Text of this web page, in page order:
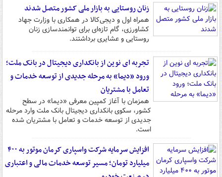
زنان روستایی به بازار ملی کشور متصل شدند
همراه اول و دیجی‌کالا در همکاری با وزارت جهاد
کشاورزی، گام تازه‌ای برای توانمندسازی زنان
روستایی و عشایری برداشتند.
تجربه ای نوین از بانکداری دیجیتال در بانک ملت؛
ورود «دیما» به مرحله جدیدی از توسعه خدمات و
تعامل با مشتریان
همزمان با آغاز کمپین معرفی «دیما» در سطح
کشور، سکوی بانکداری دیجیتال بانک ملت وارد مرحله
جدیدی از توسعه خدمات و تعامل با مشتریان شده
است.
افزایش سرمایه شرکت واسپاری کرمان موتور به ۴۰۰
میلیارد تومان؛ مسیر توسعه خدمات مالی و اعتباری